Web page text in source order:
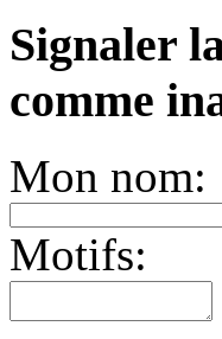
Signaler
comme
Mon nom:
Motifs: